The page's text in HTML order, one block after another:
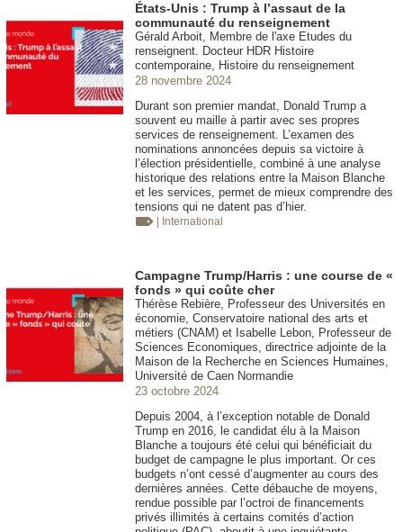
États-Unis : Trump à l’assaut de la
communauté du renseignement
Gérald Arboit, Membre de l'axe Etudes du
renseignent. Docteur HDR Histoire
contemporaine, Histoire du renseignement
28 novembre 2024
Durant son premier mandat, Donald Trump a
souvent eu maille à partir avec ses propres
services de renseignement. L’examen des
nominations annoncées depuis sa victoire à
l’élection présidentielle, combiné à une analyse
historique des relations entre la Maison Blanche
et les services, permet de mieux comprendre des
tensions qui ne datent pas d’hier.
| International
Campagne Trump/Harris : une course de «
fonds » qui coûte cher
Thérèse Rebière, Professeur des Universités en
économie, Conservatoire national des arts et
métiers (CNAM) et Isabelle Lebon, Professeur de
Sciences Economiques, directrice adjointe de la
Maison de la Recherche en Sciences Humaines,
Université de Caen Normandie
23 octobre 2024
Depuis 2004, à l’exception notable de Donald
Trump en 2016, le candidat élu à la Maison
Blanche a toujours été celui qui bénéficiait du
budget de campagne le plus important. Or ces
budgets n’ont cessé d’augmenter au cours des
dernières années. Cette débauche de moyens,
rendue possible par l’octroi de financements
privés illimités à certains comités d’action